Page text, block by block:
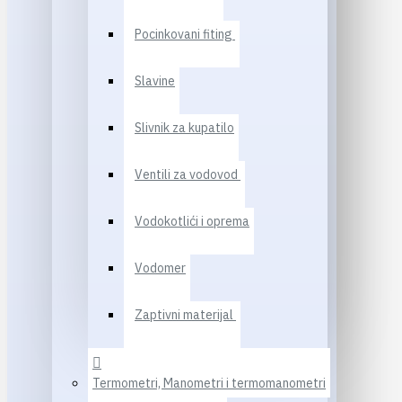
Pocinkovani fiting
Slavine
Slivnik za kupatilo
Ventili za vodovod
Vodokotlići i oprema
Vodomer
Zaptivni materijal
Termometri, Manometri i termomanometri